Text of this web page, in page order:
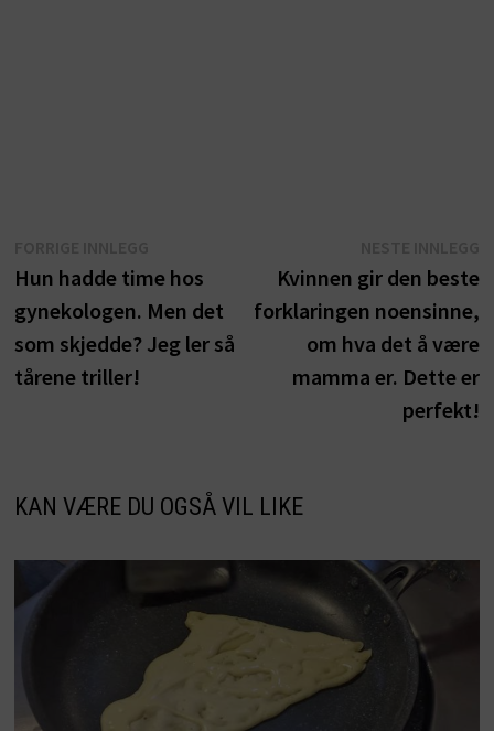
innlegg:
Hun hadde time hos
gynekologen. Men det
som skjedde? Jeg ler så
tårene triller!
Kvinnen gir den beste
forklaringen noensinne,
om hva det å være
mamma er. Dette er
perfekt!
KAN VÆRE DU OGSÅ VIL LIKE